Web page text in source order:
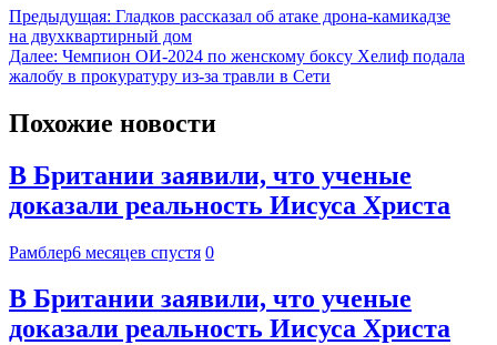
Предыдущая: Гладков рассказал об атаке дрона-камикадзе
на двухквартирный дом
Далее: Чемпион ОИ-2024 по женскому боксу Хелиф подала
жалобу в прокуратуру из-за травли в Сети
Похожие новости
В Британии заявили, что ученые
доказали реальность Иисуса Христа
Рамблер6 месяцев спустя 0
В Британии заявили, что ученые
доказали реальность Иисуса Христа